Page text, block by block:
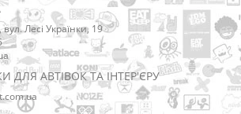
Лесі Українки, 19
ДЛЯ АВТІВОК ТА ІНТЕР'ЄРУ